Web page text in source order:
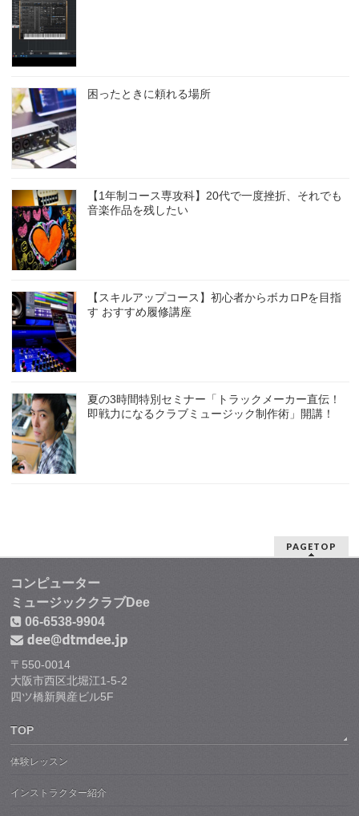
困ったときに頼れる場所
【1年制コース専攻科】20代で一度挫折、それでも
音楽作品を残したい
【スキルアップコース】初心者からボカロPを目指
す おすすめ履修講座
夏の3時間特別セミナー「トラックメーカー直伝！
即戦力になるクラブミュージック制作術」開講！
PAGETOP
コンピューター
ミュージッククラブDee
06-6538-9904
〒550-0014
大阪市西区北堀江1-5-2
四ツ橋新興産ビル5F
TOP
体験レッスン
インストラクター紹介